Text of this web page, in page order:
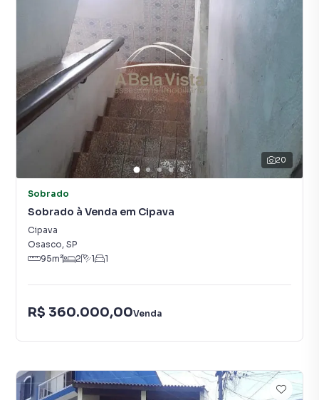
20
Sobrado
Sobrado à Venda em Cipava
Cipava
Osasco, SP
95m² 2 1 1
R$ 360.000,00Venda